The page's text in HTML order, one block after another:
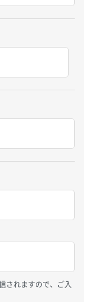
されますので、ご入